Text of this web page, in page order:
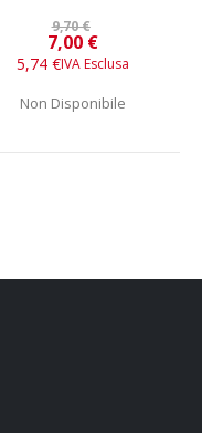
9,70 €
Prezzo
speciale
7,00 €
5,74 €
Non Disponibile